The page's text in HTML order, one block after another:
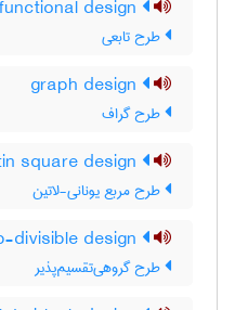
طرح تابعی
طرح گراف
طرح مربع یونانی-لاتین
طرح گروهی‌تقسیم‌پذیر